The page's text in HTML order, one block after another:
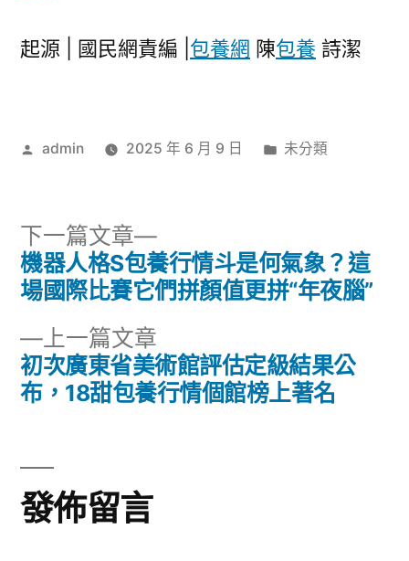
起源 | 國民網責編 | 包養網 陳包養 詩潔
作
admin 2025 年 6 月 9 日
分
未分類
文
導
覽
上一篇文章
一
篇
初次廣東省美術館評估定級結果公
布，18甜包養行情個館榜上著名
下一篇文章
下
一
篇
機器人格S包養行情斗是何氣象？這
場國際比賽它們拼顏值更拼“年夜腦”
發佈留言